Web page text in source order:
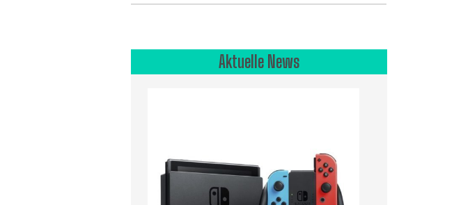
Aktuelle News